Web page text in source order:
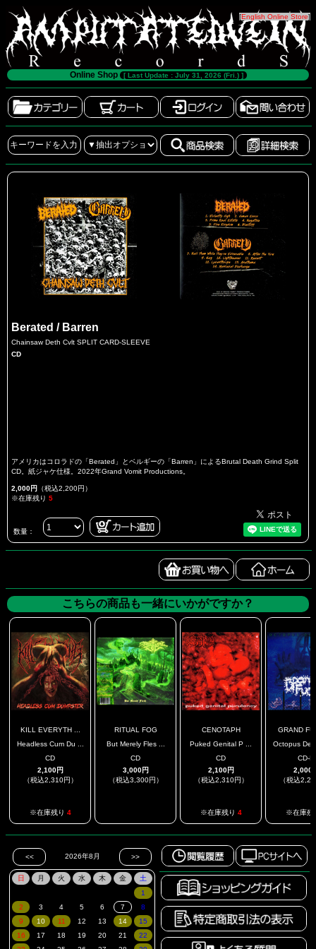
[English Online Store]
Online Shop [ Last Update : July 31, 2026 (Fri.) ]
Berated / Barren
Chainsaw Deth Cvlt SPLIT CARD-SLEEVE
CD
アメリカはコロラドの「Berated」とベルギーの「Barren」によるBrutal Death Grind Split
CD。紙ジャケ仕様。2022年Grand Vomit Productions。
2,000円 （税込2,200円）
※在庫残り 5
数量：
こちらの商品も一緒にいかがですか？
KILL EVERYTH ...
Headless Cum Du ...
CD
2,100円
（税込2,310円）
※在庫残り 4
RITUAL FOG
But Merely Fles ...
CD
3,000円
（税込3,300円）
CENOTAPH
Puked Genital P ...
CD
2,100円
（税込2,310円）
※在庫残り 4
GRAND
Octopus
CD-R
2,000
（税込
※在庫残